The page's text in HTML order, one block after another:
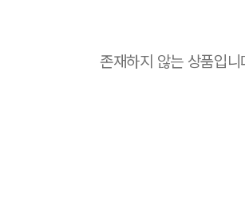
존재하지 않는 상품입니